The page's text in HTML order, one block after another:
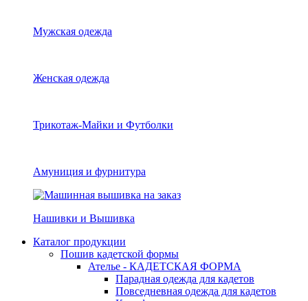
Мужская одежда
Женская одежда
Трикотаж-Майки и Футболки
Амуниция и фурнитура
Нашивки и Вышивка
Каталог продукции
Пошив кадетской формы
Ателье - КАДЕТСКАЯ ФОРМА
Парадная одежда для кадетов
Повседневная одежда для кадетов